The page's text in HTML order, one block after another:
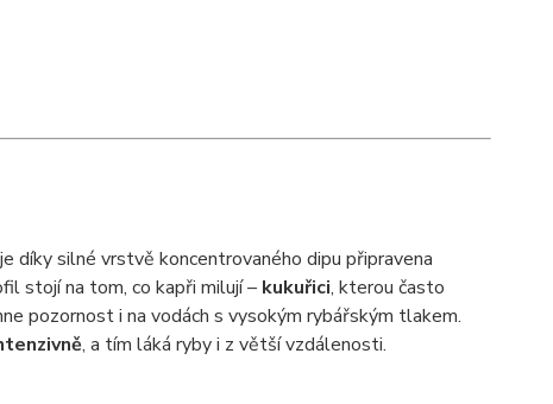
díky silné vrstvě koncentrovaného dipu připravena
stojí na tom, co kapři milují – kukuřici, kterou často
pozornost i na vodách s vysokým rybářským tlakem.
, a tím láká ryby i z větší vzdálenosti.